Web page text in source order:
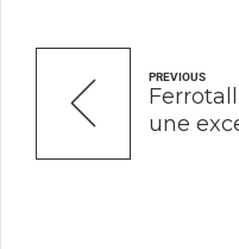
PREVIOUS
une